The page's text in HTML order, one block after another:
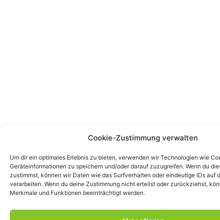
Cookie-Zustimmung verwalten
Um dir ein optimales Erlebnis zu bieten, verwenden wir Technologien wie
Geräteinformationen zu speichern und/oder darauf zuzugreifen. Wenn du
zustimmst, können wir Daten wie das Surfverhalten oder eindeutige IDs auf
verarbeiten. Wenn du deine Zustimmung nicht erteilst oder zurückziehst,
Merkmale und Funktionen beeinträchtigt werden.